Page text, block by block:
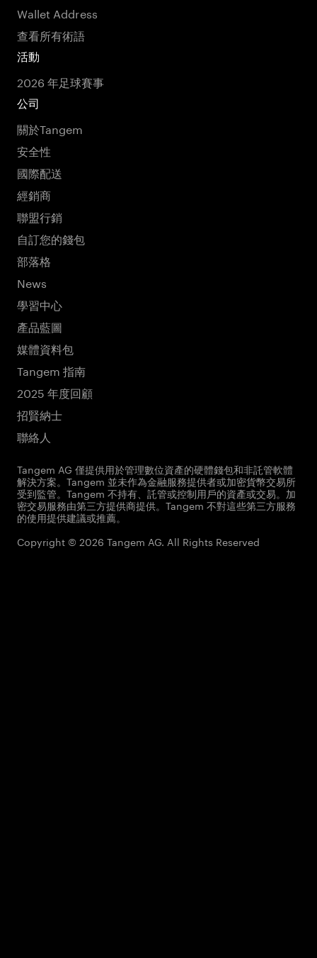
Wallet Address
查看所有術語
活動
2026 年足球賽事
公司
關於Tangem
安全性
國際配送
經銷商
聯盟行銷
自訂您的錢包
部落格
News
學習中心
產品藍圖
媒體資料包
Tangem 指南
2025 年度回顧
招賢納士
聯絡人
Tangem AG 僅提供用於管理數位資產的硬體錢包和非託管軟體
解決方案。Tangem 並未作為金融服務提供者或加密貨幣交易所
受到監管。Tangem 不持有、託管或控制用戶的資產或交易。加
密交易服務由第三方提供商提供。Tangem 不對這些第三方服務
的使用提供建議或推薦。